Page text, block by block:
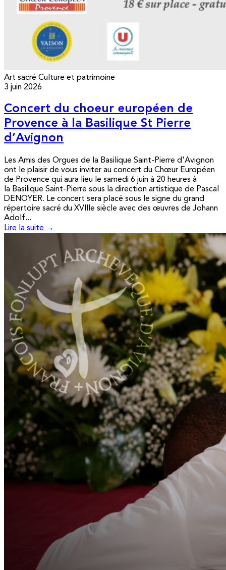
Art sacré Culture et patrimoine
3 juin 2026
Concert du choeur européen de
Provence à la Basilique St Pierre
d’Avignon
Les Amis des Orgues de la Basilique Saint-Pierre d'Avignon
ont le plaisir de vous inviter au concert du Chœur Européen
de Provence qui aura lieu le samedi 6 juin à 20 heures à
la Basilique Saint-Pierre sous la direction artistique de Pascal
DENOYER. Le concert sera placé sous le signe du grand
répertoire sacré du XVIIIe siècle avec des œuvres de Johann
Adolf...
Lire la suite →